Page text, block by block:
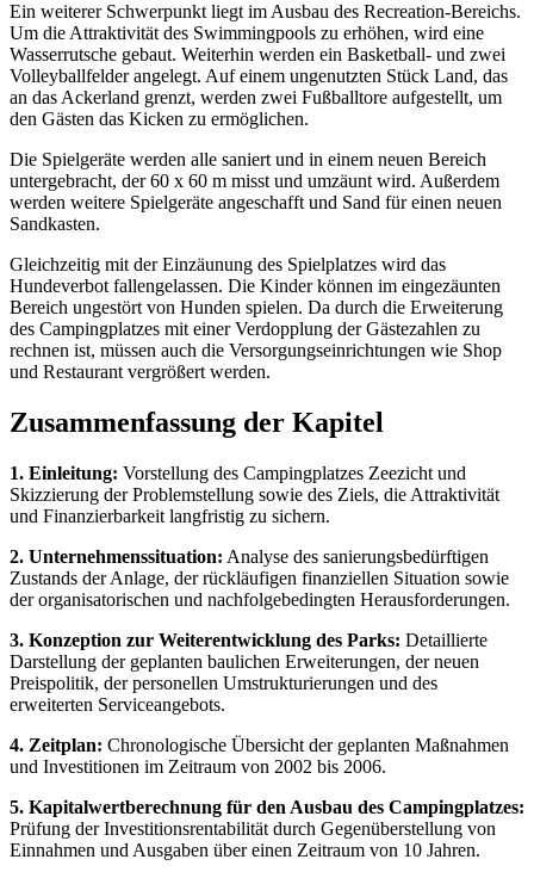
Ein weiterer Schwerpunkt liegt im Ausbau des Recreation-Bereichs.
Um die Attraktivität des Swimmingpools zu erhöhen, wird eine
Wasserrutsche gebaut. Weiterhin werden ein Basketball- und zwei
Volleyballfelder angelegt. Auf einem ungenutzten Stück Land, das
an das Ackerland grenzt, werden zwei Fußballtore aufgestellt, um
den Gästen das Kicken zu ermöglichen.
Die Spielgeräte werden alle saniert und in einem neuen Bereich
untergebracht, der 60 x 60 m misst und umzäunt wird. Außerdem
werden weitere Spielgeräte angeschafft und Sand für einen neuen
Sandkasten.
Gleichzeitig mit der Einzäunung des Spielplatzes wird das
Hundeverbot fallengelassen. Die Kinder können im eingezäunten
Bereich ungestört von Hunden spielen. Da durch die Erweiterung
des Campingplatzes mit einer Verdopplung der Gästezahlen zu
rechnen ist, müssen auch die Versorgungseinrichtungen wie Shop
und Restaurant vergrößert werden.
Zusammenfassung der Kapitel
1. Einleitung: Vorstellung des Campingplatzes Zeezicht und
Skizzierung der Problemstellung sowie des Ziels, die Attraktivität
und Finanzierbarkeit langfristig zu sichern.
2. Unternehmenssituation: Analyse des sanierungsbedürftigen
Zustands der Anlage, der rückläufigen finanziellen Situation sowie
der organisatorischen und nachfolgebedingten Herausforderungen.
3. Konzeption zur Weiterentwicklung des Parks: Detaillierte
Darstellung der geplanten baulichen Erweiterungen, der neuen
Preispolitik, der personellen Umstrukturierungen und des
erweiterten Serviceangebots.
4. Zeitplan: Chronologische Übersicht der geplanten Maßnahmen
und Investitionen im Zeitraum von 2002 bis 2006.
5. Kapitalwertberechnung für den Ausbau des Campingplatzes:
Prüfung der Investitionsrentabilität durch Gegenüberstellung von
Einnahmen und Ausgaben über einen Zeitraum von 10 Jahren.